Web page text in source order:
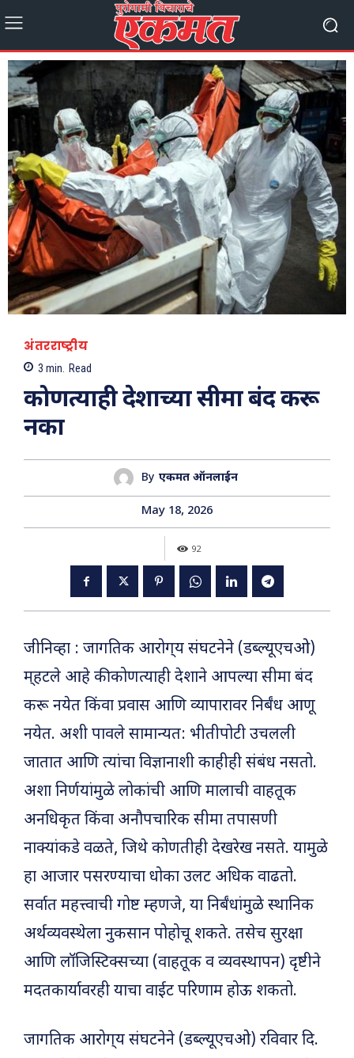
अंतरराष्ट्रीय
3 min. Read
कोणत्याही देशाच्या सीमा बंद करू
नका
By एकमत ऑनलाईन
May 18, 2026
92
जीनिव्हा : जागतिक आरोग्­य संघटनेने (डब्ल्यूएचओ)
म्­हटले आहे की कोणत्याही देशाने आपल्या सीमा बंद
करू नयेत किंवा प्रवास आणि व्यापारावर निर्बंध आणू
नयेत. अशी पावले सामान्यत: भीतीपोटी उचलली
जातात आणि त्यांचा विज्ञानाशी काहीही संबंध नसतो.
अशा निर्णयांमुळे लोकांची आणि मालाची वाहतूक
अनधिकृत किंवा अनौपचारिक सीमा तपासणी
नाक्यांकडे वळते, जिथे कोणतीही देखरेख नसते. यामुळे
हा आजार पसरण्याचा धोका उलट अधिक वाढतो.
सर्वात महत्त्वाची गोष्ट म्हणजे, या निर्बंधांमुळे स्थानिक
अर्थव्यवस्थेला नुकसान पोहोचू शकते. तसेच सुरक्षा
आणि लॉजिस्टिक्सच्या (वाहतूक व व्यवस्थापन) दृष्टीने
मदतकार्यावरही याचा वाईट परिणाम होऊ शकतो.
जागतिक आरोग्­य संघटनेने (डब्ल्यूएचओ) रविवार दि.